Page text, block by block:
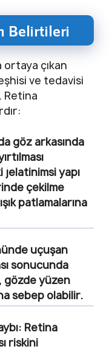
Belirtileri
ortaya çıkan
ve tedavisi
Retina
göz arkasında
yapı
çekilme
patlamalarına
uçuşan
sonucunda
gözde yüzen
sebep olabilir.
Retina
riskini